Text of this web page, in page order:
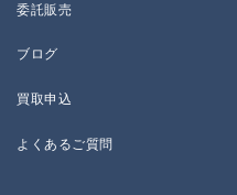
委託販売
ブログ
買取申込
よくあるご質問